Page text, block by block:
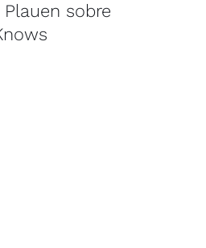
sobre